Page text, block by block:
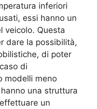
inferiori
essi hanno un
veicolo. Questa
dare la possibilità,
di poter
di
modelli meno
una struttura
un